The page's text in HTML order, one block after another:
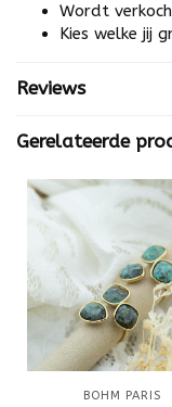
Wordt
Kies welke jij
Reviews
Gerelateerde
BOHM PARIS